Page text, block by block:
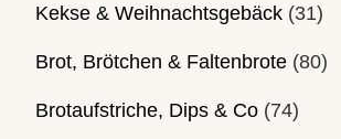
Kekse & Weihnachtsgebäck (31)
Brot, Brötchen & Faltenbrote (80)
Brotaufstriche, Dips & Co (74)